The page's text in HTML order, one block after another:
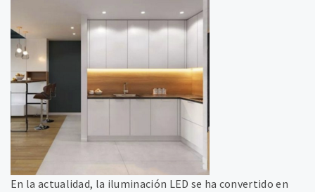
En la actualidad, la iluminación LED se ha convertido en